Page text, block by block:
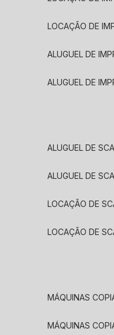
LOCAÇÃO DE
ALUGUEL DE
ALUGUEL DE
ALUGUEL DE
ALUGUEL DE
LOCAÇÃO DE
LOCAÇÃO DE
MÁQUINAS
MÁQUINAS